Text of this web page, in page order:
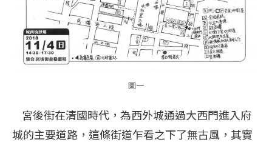
圖一
宮後街在清國時代，為西外城通過大西門進入府
城的主要道路，這條街道乍看之下了無古風，其實